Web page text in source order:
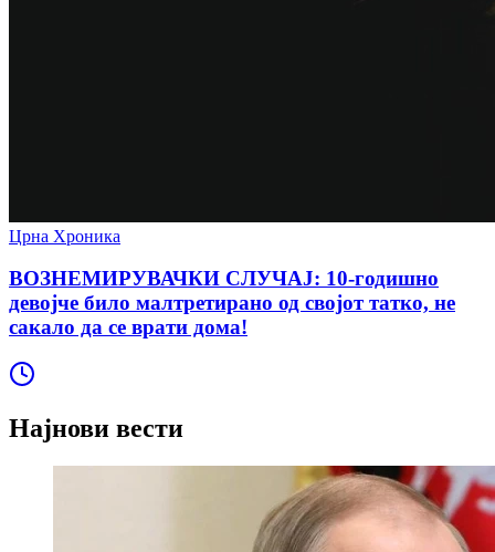
Црна Хроника
ВОЗНЕМИРУВАЧКИ СЛУЧАЈ: 10-годишно
девојче било малтретирано од својот татко, не
сакало да се врати дома!
Најнови вести